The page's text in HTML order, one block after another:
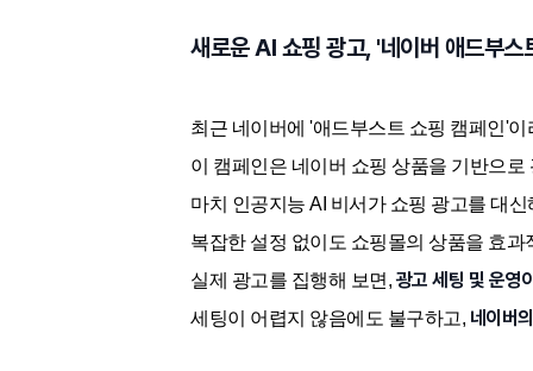
새로운 AI 쇼핑 광고, '네이버 애드부
최근 네이버에 '애드부스트 쇼핑 캠페인'
이 캠페인은 네이버 쇼핑 상품을 기반으
마치 인공지능 AI 비서가 쇼핑 광고를 대
복잡한 설정 없이도 쇼핑몰의 상품을 효
실제 광고를 집행해 보면, 광고 세팅 및 운영
세팅이 어렵지 않음에도 불구하고, 네이버